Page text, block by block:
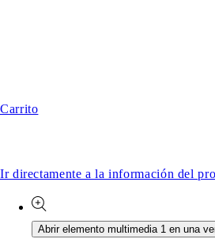
Carrito
Ir directamente a la información del
Abrir elemento multimedia 1 en una